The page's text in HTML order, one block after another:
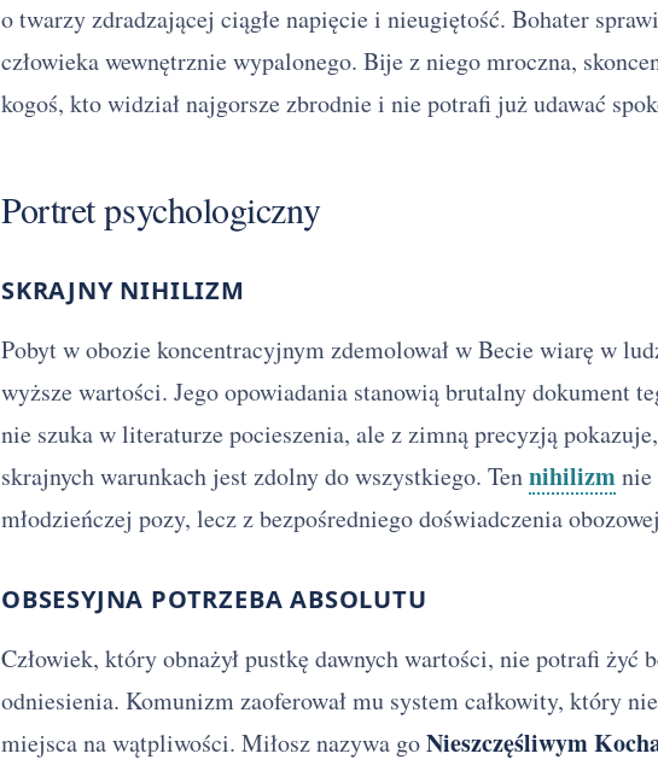
o twarzy zdradzającej ciągłe napięcie i nieugiętość. Bohater
człowieka wewnętrznie wypalonego. Bije z niego mroczna,
kogoś, kto widział najgorsze zbrodnie i nie potrafi już udawać
Portret psychologiczny
SKRAJNY NIHILIZM
Pobyt w obozie koncentracyjnym zdemolował w Becie wiarę w
wyższe wartości. Jego opowiadania stanowią brutalny dokument
nie szuka w literaturze pocieszenia, ale z zimną precyzją
skrajnych warunkach jest zdolny do wszystkiego. Tennihilizm
młodzieńczej pozy, lecz z bezpośredniego doświadczenia
OBSESYJNA POTRZEBA ABSOLUTU
Człowiek, który obnażył pustkę dawnych wartości, nie potrafi żyć
odniesienia. Komunizm zaoferował mu system całkowity, który
miejsca na wątpliwości. Miłosz nazywa goNieszczęśliwym